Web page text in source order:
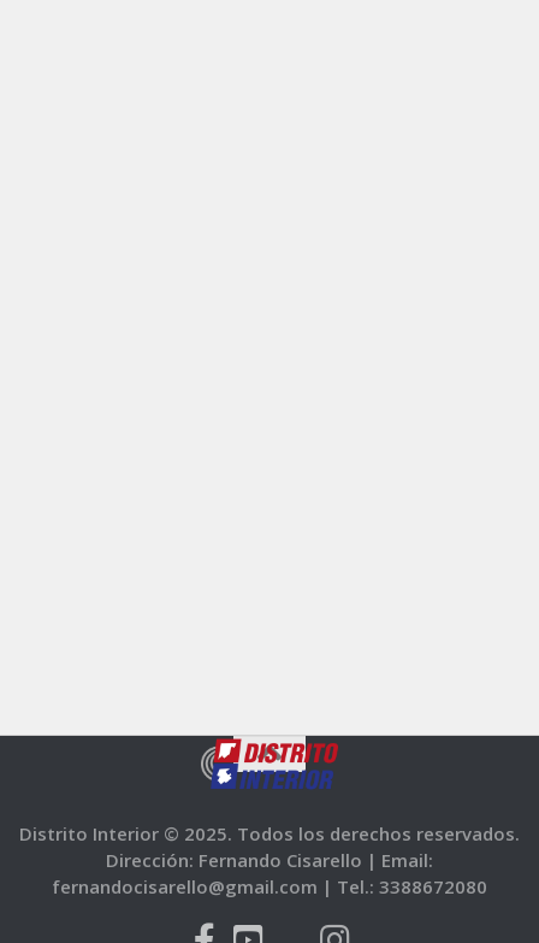
Distrito Interior © 2025. Todos los derechos reservados.
Dirección: Fernando Cisarello | Email:
fernandocisarello@gmail.com | Tel.: 3388672080